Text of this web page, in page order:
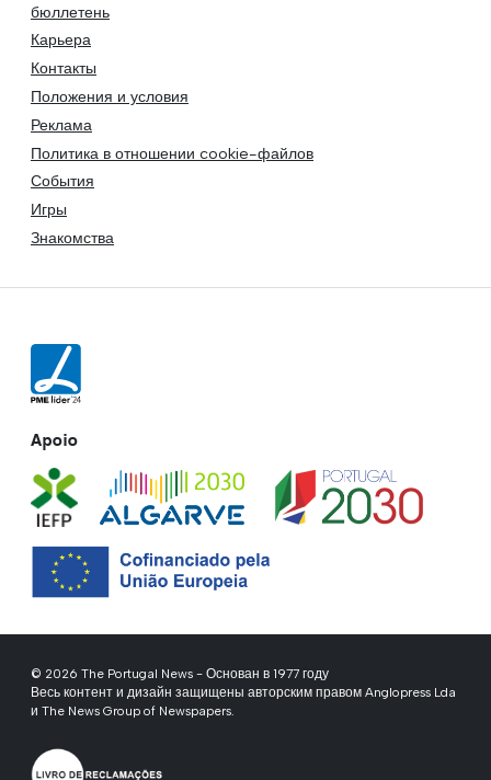
бюллетень
Карьера
Контакты
Положения и условия
Реклама
Политика в отношении cookie-файлов
События
Игры
Знакомства
Apoio
© 2026 The Portugal News - Основан в 1977 году
Весь контент и дизайн защищены авторским правом Anglopress Lda
и The News Group of Newspapers.